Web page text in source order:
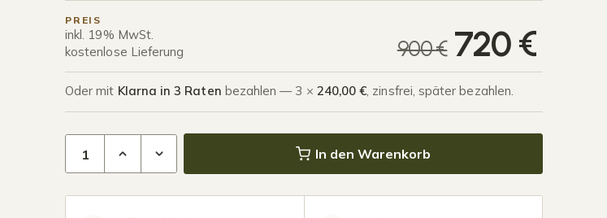
PREIS
inkl. 19% MwSt.
kostenlose Lieferung
900€ 720€
Oder mit Klarna in 3 Raten bezahlen — 3 × 240,00 €, zinsfrei, später bezahlen.
5-Schienen Glasschiebewand bis 4460 mm Mattschwarz Menge
In den Warenkorb